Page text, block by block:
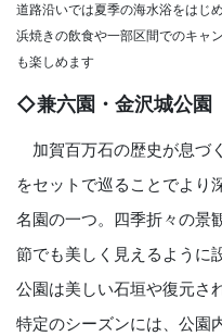
道路沿いでは夏季の海水浴をはじめ
浜焼きの飲食や一部区間でのキャ
も楽しめます
◇兼六園・金沢城公園
加賀百万石の歴史が息づ
をセットで巡ることでより
名園の一つ。四季折々の景
節でも美しく見えるように
公園は美しい石垣や復元さ
特定のシーズンには、 公園